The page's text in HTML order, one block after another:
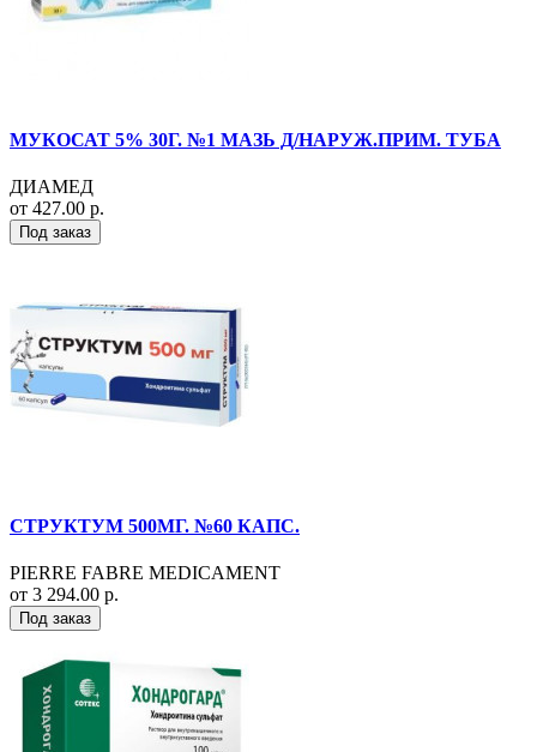
МУКОСАТ 5% 30Г. №1 МАЗЬ Д/НАРУЖ.ПРИМ. ТУБА
ДИАМЕД
от 427.00 р.
Под заказ
СТРУКТУМ 500МГ. №60 КАПС.
PIERRE FABRE MEDICAMENT
от 3 294.00 р.
Под заказ